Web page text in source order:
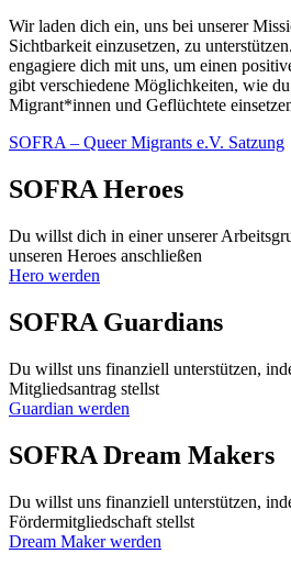
Wir laden dich ein, uns bei unserer
Sichtbarkeit einzusetzen, zu
engagiere dich mit uns, um einen
gibt verschiedene Möglichkeiten, wie
Migrant*innen und Geflüchtete
SOFRA – Queer Migrants e.V. Satzung
SOFRA Heroes
Du willst dich in einer unserer
unseren Heroes anschließen
Hero werden
SOFRA Guardians
Du willst uns finanziell unterstützen,
Mitgliedsantrag stellst
Guardian werden
SOFRA Dream Makers
Du willst uns finanziell unterstützen,
Fördermitgliedschaft stellst
Dream Maker werden